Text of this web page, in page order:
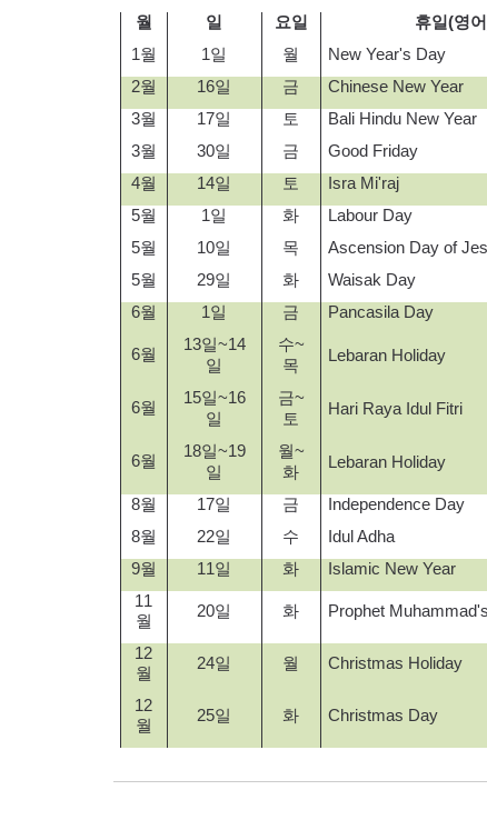
월 일 요일 휴일(영어
1월 1일 월 New Year's Day
2월 16일 금 Chinese New Year
3월 17일 토 Bali Hindu New Year
3월 30일 금 Good Friday
4월 14일 토 Isra Mi'raj
5월 1일 화 Labour Day
5월 10일 목 Ascension Day of
5월 29일 화 Waisak Day
6월 1일 금 Pancasila Day
6월
13일~14
일
수~
목
Lebaran Holiday
6월
15일~16
일
금~
토
Hari Raya Idul Fitri
6월
18일~19
일
월~
화
Lebaran Holiday
8월 17일 금 Independence Day
8월 22일 수 Idul Adha
9월 11일 화 Islamic New Year
11
월
20일 화 Prophet
12
월
24일 월 Christmas Holiday
12
월
25일 화 Christmas Day